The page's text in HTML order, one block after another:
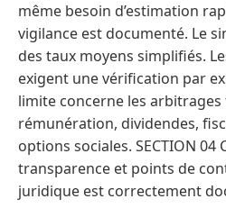
même besoin d’estimation
vigilance est documenté. Le
des taux moyens simplifiés.
exigent une vérification par
limite concerne les
rémunération, dividendes,
options sociales. SECTION 04
transparence et points de
juridique est correctement